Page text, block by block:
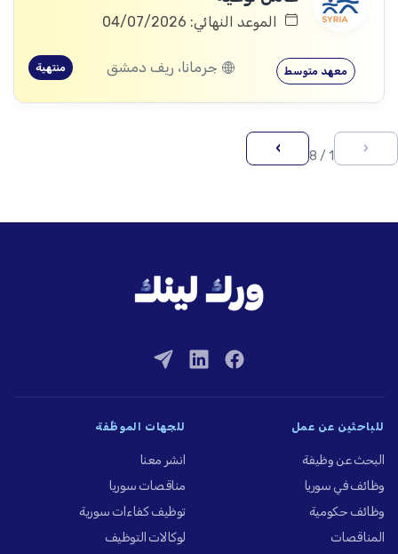
الموعد النهائي: 04/07/2026
معهد متوسط جرمانا، ريف دمشق منتهية
‹
1 / 8
›
للباحثين عن عمل
البحث عن وظيفة
وظائف في سوريا
وظائف حكومية
المناقصات
للجهات الموظِّفة
انشر معنا
مناقصات سوريا
توظيف كفاءات سورية
لوكالات التوظيف